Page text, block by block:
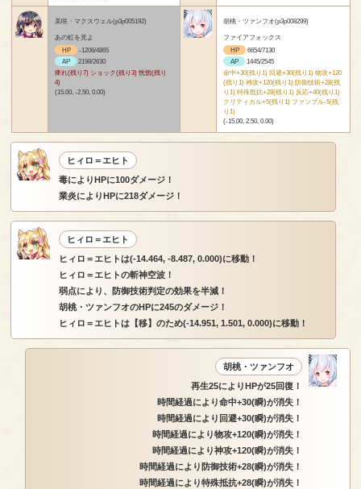
美咲・マクスウェル(p3p005192)
あの虹を見よ
HP
-1206/4865
AP
2198/2630
痺れ(残り7) ショック(残り3) 恍惚(残り
4)
(15.00, -2.50, 0.00)
胡桃・ツァンフオ(p3p008299)
ファイアフォックス
HP
6654/7130
AP
1445/2545
命中+30(残り1) 回避+30(残り1) 物攻+120
(残り1) 神攻+120(残り1) 防御技術+28(残
り1) 特殊抵抗+28(残り1) 反応+40(残り1)
クリティカル+5(残り1) ファンブル-5(残
り1)
(-15.00, 2.50, 0.00)
ヒィロ＝エヒト
毒によりHPに100ダメージ！
業炎によりHPに218ダメージ！
ヒィロ＝エヒト
ヒィロ＝エヒトは(-14.464, -8.487, 0.000)に移動！
ヒィロ＝エヒトの斬神空波！
弱点により、防御技術判定の効果を半減！
胡桃・ツァンフオのHPに245のダメージ！
ヒィロ＝エヒトは【移】のため(-14.951, 1.501, 0.000)に移動！
胡桃・ツァンフオ
再生25によりHPが25回復！
時間経過により命中+30(瞬)が消失！
時間経過により回避+30(瞬)が消失！
時間経過により物攻+120(瞬)が消失！
時間経過により神攻+120(瞬)が消失！
時間経過により防御技術+28(瞬)が消失！
時間経過により特殊抵抗+28(瞬)が消失！